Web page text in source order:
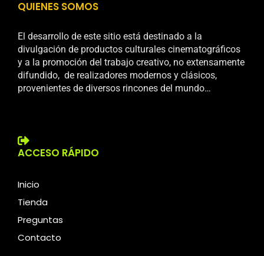
QUIENES SOMOS
El desarrollo de este sitio está destinado a la
divulgación de productos culturales cinematográficos
y a la promoción del trabajo creativo, no extensamente
difundido, de realizadores modernos y clásicos,
provenientes de diversos rincones del mundo…
ACCESO RÁPIDO
Inicio
Tienda
Preguntas
Contacto